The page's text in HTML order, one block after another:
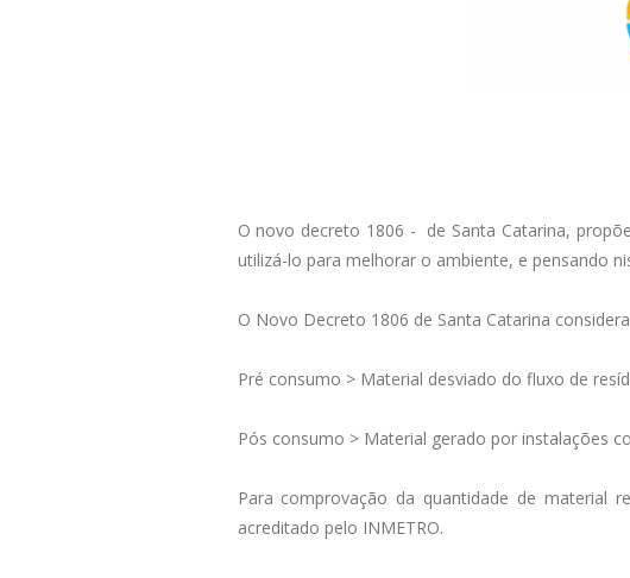
O novo decreto 1806 - de Santa Catarina,
utilizá-lo para melhorar o ambiente, e pensando
O Novo Decreto 1806 de Santa Catarina
Pré consumo > Material desviado do fluxo de
Pós consumo > Material gerado por instalações
Para comprovação da quantidade de material
acreditado pelo INMETRO.